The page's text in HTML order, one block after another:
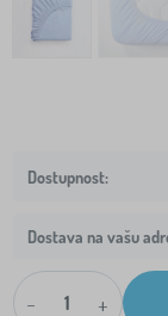
Dostava na vašu
- +